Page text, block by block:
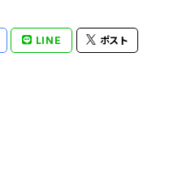
LINE ポスト